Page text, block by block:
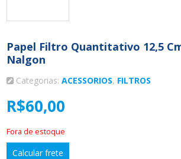
Papel Filtro Quantitativo 12,5
Nalgon
Categorias: ACESSORIOS, FILTROS
R$60,00
Fora de estoque
Calcular frete